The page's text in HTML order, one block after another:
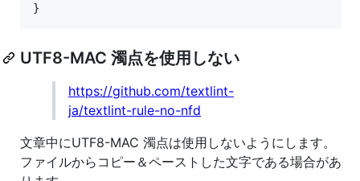
}
UTF8-MAC 濁点を使用しない
https://github.com/textlint-
ja/textlint-rule-no-nfd
文章中にUTF8-MAC 濁点は使用しないようにします。
ファイルからコピー＆ペーストした文字である場合があ